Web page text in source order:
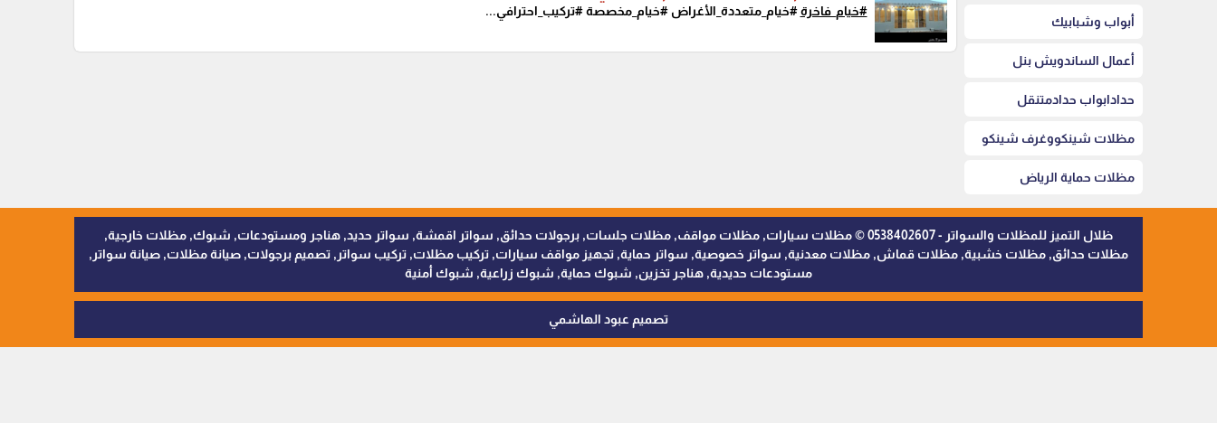
أبواب وشبابيك
أعمال الساندويش بنل
حدادابواب حدادمتنقل
مظلات شينكووغرف شينكو
مظلات حماية الرياض
#خيام_فاخرة#خيام_متعددة_الأغراض #خيام_مخصصة #تركيب_احترافي...
ظلال التميز للمظلات والسواتر - 0538402607 © مظلات سيارات, مظلات مواقف, مظلات جلسات, برجولات حدائق, سواتر اقمشة, سواتر حديد, هناجر ومستودعات, شبوك, مظلات خارجية,
مظلات حدائق, مظلات خشبية, مظلات قماش, مظلات معدنية, سواتر خصوصية, سواتر حماية, تجهيز مواقف سيارات, تركيب مظلات, تركيب سواتر, تصميم برجولات, صيانة مظلات, صيانة سواتر,
مستودعات حديدية, هناجر تخزين, شبوك حماية, شبوك زراعية, شبوك أمنية
تصميم عبود الهاشمي